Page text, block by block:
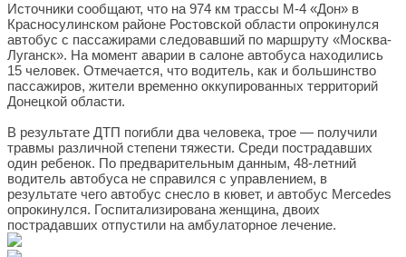
Источники сообщают, что на 974 км трассы М-4 «Дон» в
Красносулинском районе Ростовской области опрокинулся
автобус с пассажирами следовавший по маршруту «Москва-
Луганск». На момент аварии в салоне автобуса находились
15 человек. Отмечается, что водитель, как и большинство
пассажиров, жители временно оккупированных территорий
Донецкой области.
В результате ДТП погибли два человека, трое — получили
травмы различной степени тяжести. Среди пострадавших
один ребенок. По предварительным данным, 48-летний
водитель автобуса не справился с управлением, в
результате чего автобус снесло в кювет, и автобус Mercedes
опрокинулся. Госпитализирована женщина, двоих
пострадавших отпустили на амбулаторное лечение.